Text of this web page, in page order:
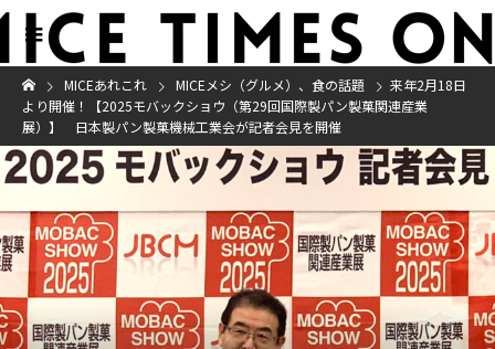
MICEあれこれ MICEメシ（グルメ）、食の話題
来年2月18日
より開催！【2025モバックショウ（第29回国際製パン製菓関連産業
展）】 日本製パン製菓機械工業会が記者会見を開催